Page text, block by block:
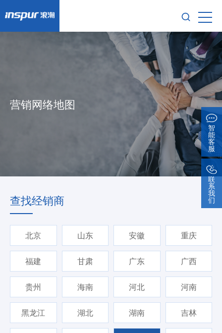
营销网络地图
查找经销商
北京 山东 安徽 重庆
福建 甘肃 广东 广西
贵州 海南 河北 河南
黑龙江 湖北 湖南 吉林
智
能
客
服
联
系
我
们